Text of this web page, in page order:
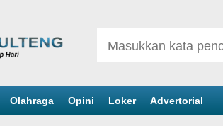
Olahraga Opini Loker Advertorial